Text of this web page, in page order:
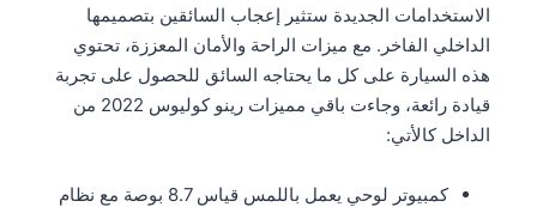
الاستخدامات الجديدة ستثير إعجاب السائقين بتصميمها
الداخلي الفاخر. مع ميزات الراحة والأمان المعززة، تحتوي
هذه السيارة على كل ما يحتاجه السائق للحصول على تجربة
قيادة رائعة، وجاءت باقي مميزات رينو كوليوس 2022 من
الداخل كالأتي:
كمبيوتر لوحي يعمل باللمس قياس 8.7 بوصة مع نظام